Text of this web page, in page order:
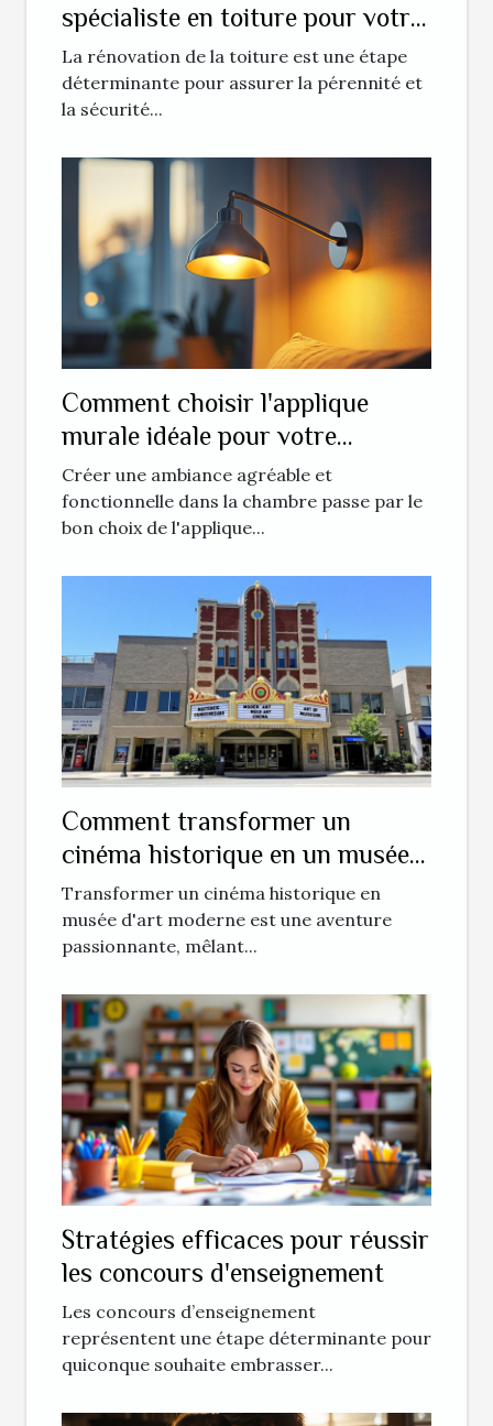
spécialiste en toiture pour votre
projet de rénovation ?
La rénovation de la toiture est une étape
déterminante pour assurer la pérennité et
la sécurité...
Comment choisir l'applique
murale idéale pour votre
chambre ?
Créer une ambiance agréable et
fonctionnelle dans la chambre passe par le
bon choix de l'applique...
Comment transformer un
cinéma historique en un musée
d'art moderne ?
Transformer un cinéma historique en
musée d'art moderne est une aventure
passionnante, mêlant...
Stratégies efficaces pour réussir
les concours d'enseignement
Les concours d’enseignement
représentent une étape déterminante pour
quiconque souhaite embrasser...